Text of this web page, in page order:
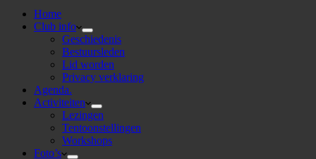
Home
Club info
Geschiedenis
Bestuursleden
Lid worden
Privacy verklaring
Agenda.
Activiteiten
Lezingen
Tentoonstellingen
Workshops
Foto’s